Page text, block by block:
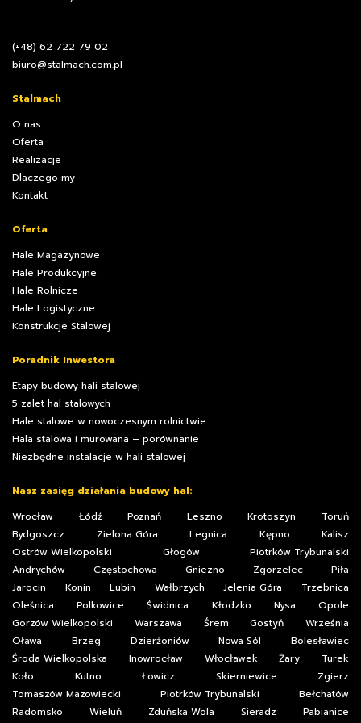
(+48) 62 722 79 02
biuro@stalmach.com.pl
Stalmach
O nas
Oferta
Realizacje
Dlaczego my
Kontakt
Oferta
Hale Magazynowe
Hale Produkcyjne
Hale Rolnicze
Hale Logistyczne
Konstrukcje Stalowej
Poradnik Inwestora
Etapy budowy hali stalowej
5 zalet hal stalowych
Hale stalowe w nowoczesnym rolnictwie
Hala stalowa i murowana – porównanie
Niezbędne instalacje w hali stalowej
Nasz zasięg działania budowy hal:
Wrocław
Łódź Poznań Leszno Krotoszyn
Toruń
Bydgoszcz
Zielona Góra Legnica Kępno
Kalisz
Ostrów Wielkopolski
Głogów
Piotrków Trybunalski
Andrychów
Częstochowa Gniezno Zgorzelec
Piła
Jarocin
Konin Lubin Wałbrzych Jelenia Góra
Trzebnica
Oleśnica
Polkowice Świdnica Kłodzko Nysa
Opole
Gorzów Wielkopolski
Warszawa Śrem Gostyń
Września
Oława
Brzeg Dzierżoniów Nowa Sól
Bolesławiec
Środa Wielkopolska
Inowrocław Włocławek Żary
Turek
Koło
Kutno Łowicz Skierniewice
Zgierz
Tomaszów Mazowiecki
Piotrków Trybunalski
Bełchatów
Radomsko
Wieluń Zduńska Wola Sieradz
Pabianice